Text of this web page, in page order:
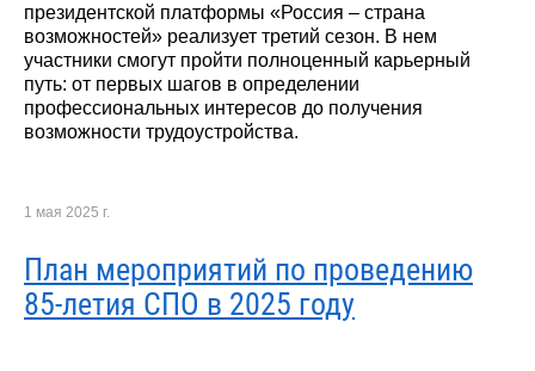
президентской платформы «Россия – страна
возможностей» реализует третий сезон. В нем
участники смогут пройти полноценный карьерный
путь: от первых шагов в определении
профессиональных интересов до получения
возможности трудоустройства.
1 мая 2025 г.
План мероприятий по проведению
85-летия СПО в 2025 году